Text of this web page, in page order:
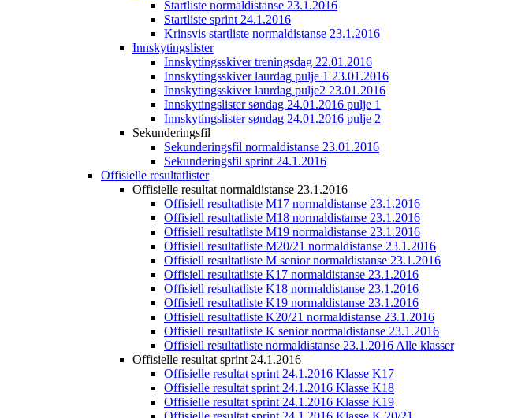
Startliste normaldistanse 23.1.2016
Startliste sprint 24.1.2016
Krinsvis startliste normaldistanse 23.1.2016
Innskytingslister
Innskytingsskiver treningsdag 22.01.2016
Innskytingsskiver laurdag pulje 1 23.01.2016
Innskytingsskiver laurdag pulje2 23.01.2016
Innskytingslister søndag 24.01.2016 pulje 1
Innskytingslister søndag 24.01.2016 pulje 2
Sekunderingsfil
Sekunderingsfil normaldistanse 23.01.2016
Sekunderingsfil sprint 24.1.2016
Offisielle resultatlister
Offisielle resultat normaldistanse 23.1.2016
Offisiell resultatliste M17 normaldistanse 23.1.2016
Offisiell resultatliste M18 normaldistanse 23.1.2016
Offisiell resultatliste M19 normaldistanse 23.1.2016
Offisiell resultatliste M20/21 normaldistanse 23.1.2016
Offisiell resultatliste M senior normaldistanse 23.1.2016
Offisiell resultatliste K17 normaldistanse 23.1.2016
Offisiell resultatliste K18 normaldistanse 23.1.2016
Offisiell resultatliste K19 normaldistanse 23.1.2016
Offisiell resultatliste K20/21 normaldistanse 23.1.2016
Offisiell resultatliste K senior normaldistanse 23.1.2016
Offisiell resultatliste normaldistanse 23.1.2016 Alle klasser
Offisielle resultat sprint 24.1.2016
Offisielle resultat sprint 24.1.2016 Klasse K17
Offisielle resultat sprint 24.1.2016 Klasse K18
Offisielle resultat sprint 24.1.2016 Klasse K19